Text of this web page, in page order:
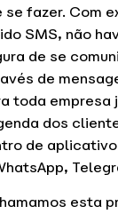
se fazer. Com
SMS, não
de se
de
toda empresa
dos
de
esta